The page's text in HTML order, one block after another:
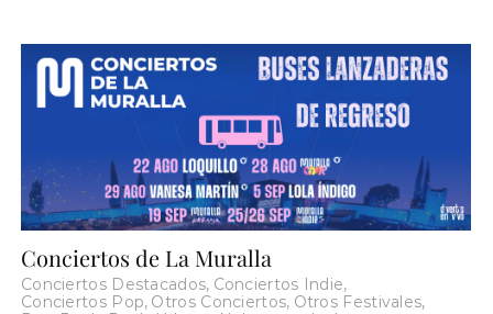
Conciertos de La Muralla
Conciertos Destacados, Conciertos Indie,
Conciertos Pop, Otros Conciertos, Otros Festivales,